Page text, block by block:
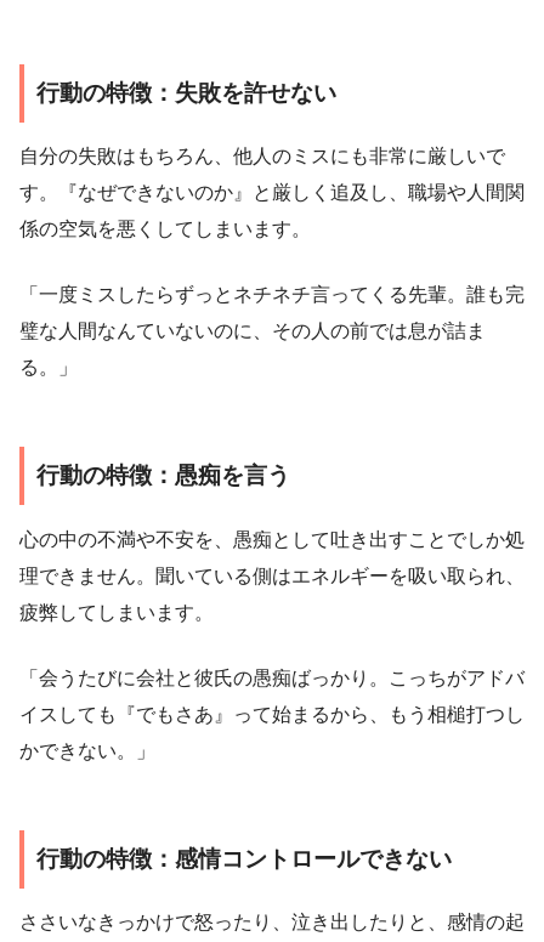
行動の特徴：失敗を許せない
自分の失敗はもちろん、他人のミスにも非常に厳しいで
す。『なぜできないのか』と厳しく追及し、職場や人間関
係の空気を悪くしてしまいます。
「一度ミスしたらずっとネチネチ言ってくる先輩。誰も完
璧な人間なんていないのに、その人の前では息が詰ま
る。」
行動の特徴：愚痴を言う
心の中の不満や不安を、愚痴として吐き出すことでしか処
理できません。聞いている側はエネルギーを吸い取られ、
疲弊してしまいます。
「会うたびに会社と彼氏の愚痴ばっかり。こっちがアドバ
イスしても『でもさあ』って始まるから、もう相槌打つし
かできない。」
行動の特徴：感情コントロールできない
ささいなきっかけで怒ったり、泣き出したりと、感情の起